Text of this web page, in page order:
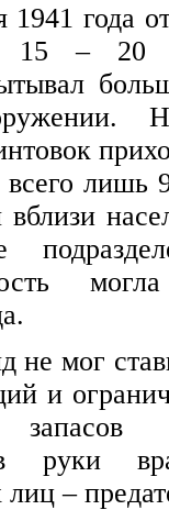
года
15 – 20
лишь
вблизи
не мог
и
в руки
–